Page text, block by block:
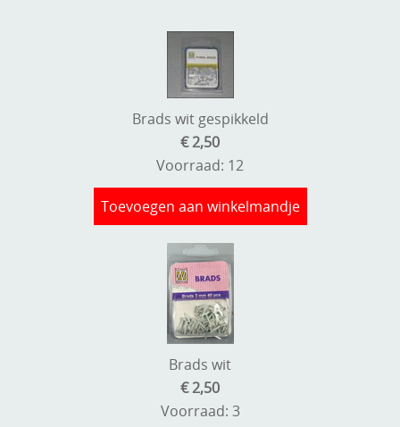
Brads wit gespikkeld
€ 2,50
Voorraad: 12
Toevoegen aan winkelmandje
Brads wit
€ 2,50
Voorraad: 3